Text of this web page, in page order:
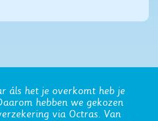
lopen al jaren via
werkwijze en het werken in
vertrouwen.”